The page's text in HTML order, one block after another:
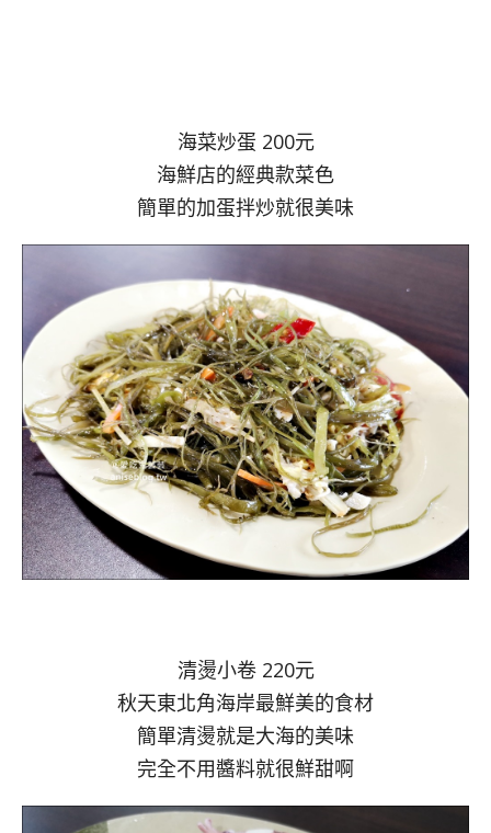
海菜炒蛋 200元
海鮮店的經典款菜色
簡單的加蛋拌炒就很美味
清燙小卷 220元
秋天東北角海岸最鮮美的食材
簡單清燙就是大海的美味
完全不用醬料就很鮮甜啊